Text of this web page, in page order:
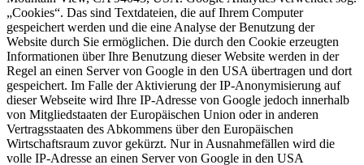
„Cookies“. Das sind Textdateien, die auf Ihrem Computer
gespeichert werden und die eine Analyse der Benutzung der
Website durch Sie ermöglichen. Die durch den Cookie erzeugten
Informationen über Ihre Benutzung dieser Website werden in der
Regel an einen Server von Google in den USA übertragen und dort
gespeichert. Im Falle der Aktivierung der IP-Anonymisierung auf
dieser Webseite wird Ihre IP-Adresse von Google jedoch innerhalb
von Mitgliedstaaten der Europäischen Union oder in anderen
Vertragsstaaten des Abkommens über den Europäischen
Wirtschaftsraum zuvor gekürzt. Nur in Ausnahmefällen wird die
volle IP-Adresse an einen Server von Google in den USA